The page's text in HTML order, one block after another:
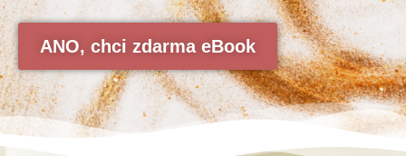
ANO, chci zdarma eBook